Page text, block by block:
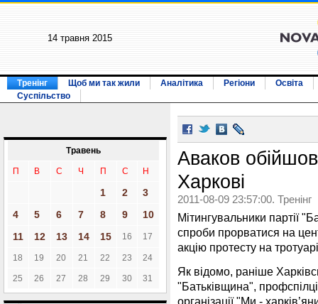
14 травня 2015
Тренінг Щоб ми так жили Аналітика Регіони
Освіта
Суспільство
Травень
П В С Ч П С Н
1 2
3
4
5 6 7 8 9
10
11
12 13 14 15 16 17
18 19 20 21 22 23 24
25 26 27 28 29 30 31
Аваков
Харкові
2011-08-09 23:57:00. Тренінг
Мітингувальники партії
спроби прорватися на
акцію протесту на
Як відомо, раніше
"Батьківщина",
організації "Ми -